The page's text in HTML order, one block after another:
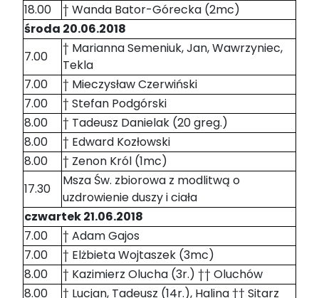
18.00
† Wanda Bator-Górecka (2mc)
środa 20.06.2018
7.00
† Marianna Semeniuk, Jan, Wawrzyniec,
Tekla
7.00
† Mieczysław Czerwiński
7.00
† Stefan Podgórski
8.00
† Tadeusz Danielak (20 greg.)
8.00
† Edward Kozłowski
8.00
† Zenon Król (1mc)
17.30
Msza Św. zbiorowa z modlitwą o
uzdrowienie duszy i ciała
czwartek 21.06.2018
7.00
† Adam Gajos
7.00
† Elżbieta Wojtaszek (3mc)
8.00
† Kazimierz Olucha (3r.) †† Oluchów
8.00
† Lucjan, Tadeusz (14r.), Halina †† Sitarz